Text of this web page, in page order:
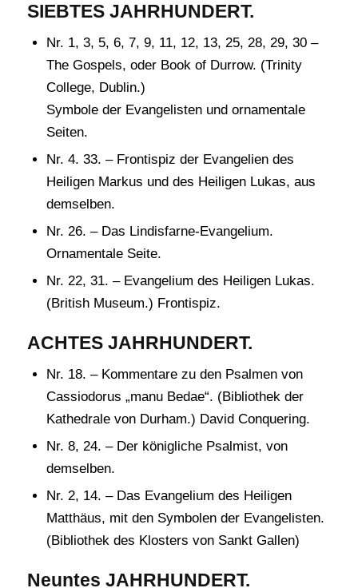
SIEBTES JAHRHUNDERT.
Nr. 1, 3, 5, 6, 7, 9, 11, 12, 13, 25, 28, 29, 30 –
The Gospels, oder Book of Durrow. (Trinity
College, Dublin.)
Symbole der Evangelisten und ornamentale
Seiten.
Nr. 4. 33. – Frontispiz der Evangelien des
Heiligen Markus und des Heiligen Lukas, aus
demselben.
Nr. 26. – Das Lindisfarne-Evangelium.
Ornamentale Seite.
Nr. 22, 31. – Evangelium des Heiligen Lukas.
(British Museum.) Frontispiz.
ACHTES JAHRHUNDERT.
Nr. 18. – Kommentare zu den Psalmen von
Cassiodorus „manu Bedae“. (Bibliothek der
Kathedrale von Durham.) David Conquering.
Nr. 8, 24. – Der königliche Psalmist, von
demselben.
Nr. 2, 14. – Das Evangelium des Heiligen
Matthäus, mit den Symbolen der Evangelisten.
(Bibliothek des Klosters von Sankt Gallen)
Neuntes JAHRHUNDERT.